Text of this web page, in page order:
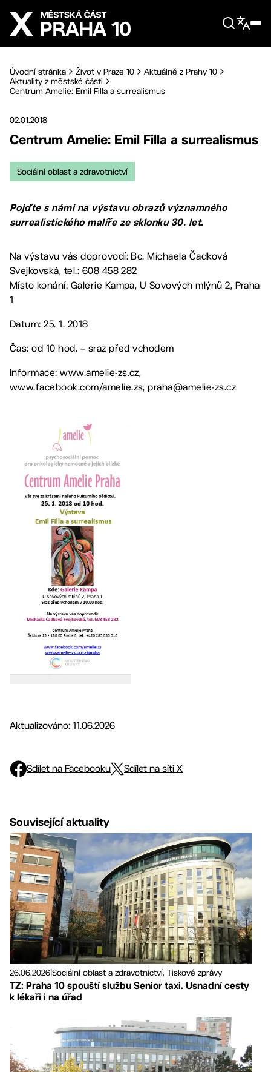
Přejít na hlavní obsah
Úvodní stránka Život v Praze 10
Aktuálně z Prahy 10
Aktuality z městské části
Centrum Amelie: Emil Filla a surrealismus
02.01.2018
Centrum Amelie: Emil Filla a surrealismus
Sociální oblast a zdravotnictví
Pojďte s námi na výstavu obrazů významného
surrealistického malíře ze sklonku 30. let.
Na výstavu vás doprovodí: Bc. Michaela Čadková
Svejkovská, tel.: 608 458 282
Místo konání: Galerie Kampa, U Sovových mlýnů 2, Praha
1
Datum: 25. 1. 2018
Čas: od 10 hod. – sraz před vchodem
Informace: www.amelie-zs.cz,
www.facebook.com/amelie.zs, praha@amelie-zs.cz
Aktualizováno: 11.06.2026
Sdílet na Facebooku Sdílet na síti X
Související aktuality
26.06.2026Sociální oblast a zdravotnictví, Tiskové zprávy
TZ: Praha 10 spouští službu Senior taxi. Usnadní cesty
k lékaři i na úřad